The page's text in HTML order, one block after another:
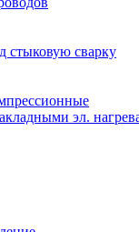
сварку
эл.